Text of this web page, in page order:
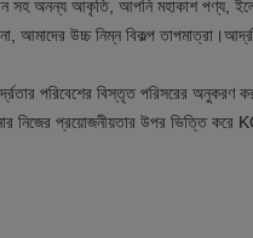
সহ অনন্য আকৃতি, আপনি মহাকাশ পণ্য,
আমাদের উচ্চ নিম্ন বিকল্প
পরিবেশের বিস্তৃত পরিসরের
প্রয়োজনীয়তার উপর ভিত্তি করে